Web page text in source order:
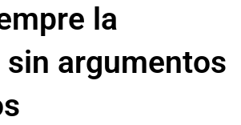
la
argumentos